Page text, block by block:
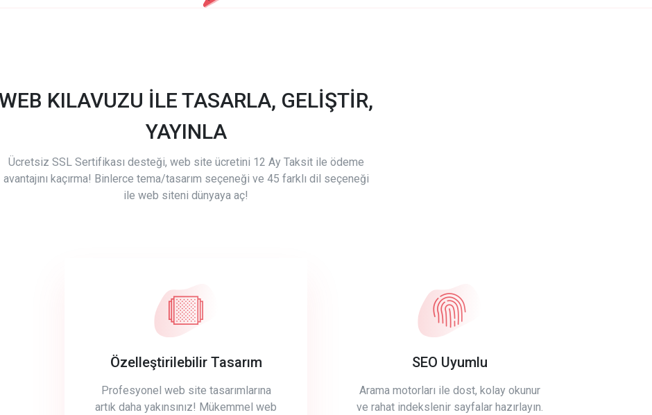
KILAVUZU İLE TASARLA, GELİŞTİR,
YAYINLA
Ücretsiz SSL Sertifikası desteği, web site ücretini 12 Ay Taksit ile ödeme
avantajını kaçırma! Binlerce tema/tasarım seçeneği ve 45 farklı dil seçeneği
ile web siteni dünyaya aç!
Özelleştirilebilir Tasarım
Profesyonel web site tasarımlarına
artık daha yakınsınız! Mükemmel web
SEO Uyumlu
Arama motorları ile dost, kolay okunur
ve rahat indekslenir sayfalar hazırlayın.